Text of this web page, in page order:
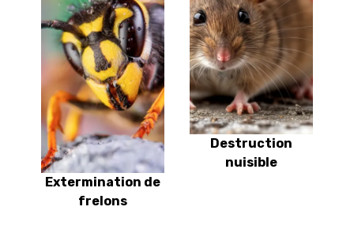
Extermination de
frelons
Destruction
nuisible